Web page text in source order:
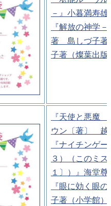
－』小暮満寿
『解放の神学
著 島しづ子
子著（燦葉出版
『天使と悪魔
ウン〔著〕 越
『ナイチンゲ
３）（このミ
１〕）』海堂
『眼に効く眼
子著（小学館）